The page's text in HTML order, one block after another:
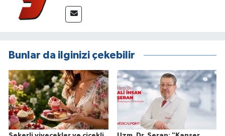
Bunlar da ilginizi çekebilir